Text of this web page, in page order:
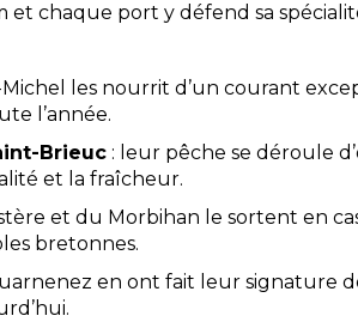
chaque port y défend sa
Michel les nourrit d’un courant
l’année.
Brieuc : leur pêche se déroule
et la fraîcheur.
et du Morbihan le sortent en
bretonnes.
en ont fait leur signature